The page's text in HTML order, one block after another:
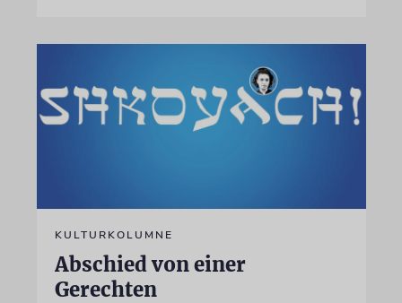
KULTURKOLUMNE
Abschied von einer
Gerechten